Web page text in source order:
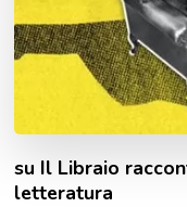
su Il Libraio
letteratura